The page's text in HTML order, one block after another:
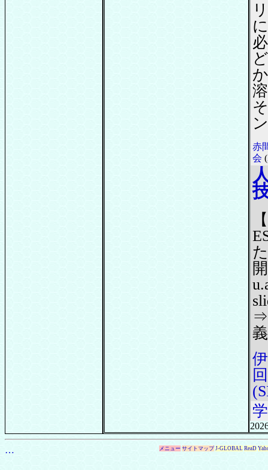
赤
会 (
… メニュー サイトマップ J-GLOBAL ReaD